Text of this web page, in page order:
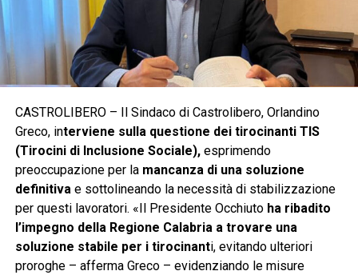
CASTROLIBERO – Il Sindaco di Castrolibero, Orlandino
Greco, interviene sulla questione dei tirocinanti TIS
(Tirocini di Inclusione Sociale),esprimendo
preoccupazione per la mancanza di una soluzione
definitivae sottolineando la necessità di stabilizzazione
per questi lavoratori. «Il Presidente Occhiuto ha ribadito
l’impegno della Regione Calabria a trovare una
soluzione stabile per i tirocinanti, evitando ulteriori
proroghe – afferma Greco – evidenziando le misure